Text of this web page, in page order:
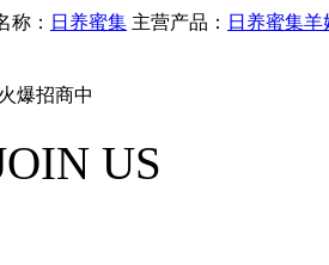
称： 日养蜜集 主营产品： 日养蜜集羊
爆招商中
US